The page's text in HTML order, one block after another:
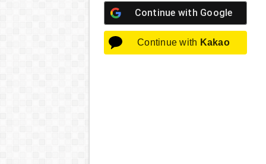
Continue with Google
Continue with Kakao